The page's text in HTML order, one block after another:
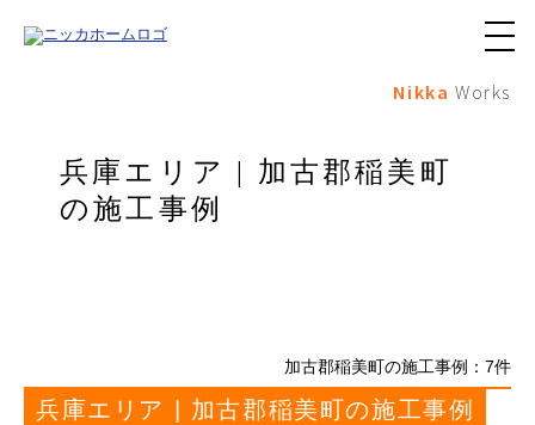
メ
ュ
Nikka Works
兵庫エリア | 加古郡稲美町
の施工事例
加古郡稲美町の施工事例： 7件
兵庫エリア | 加古郡稲美町の施工事例